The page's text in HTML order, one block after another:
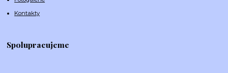
Kontakty
Spolupracujeme